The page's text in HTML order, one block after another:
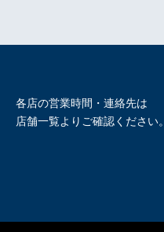
各店の営業時間・連絡先は
店舗一覧よりご確認ください。